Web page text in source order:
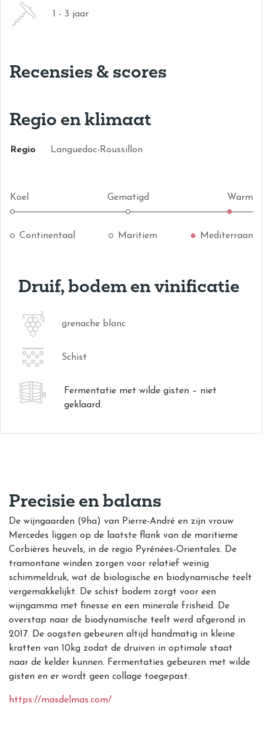
1 - 3 jaar
Recensies & scores
Regio en klimaat
Regio Languedoc-Roussillon
Koel Gematigd Warm
Continentaal Maritiem Mediterraan
Druif, bodem en vinificatie
grenache blanc
Schist
Fermentatie met wilde gisten – niet
geklaard.
Precisie en balans
De wijngaarden (9ha) van Pierre-André en zijn vrouw
Mercedes liggen op de laatste flank van de maritieme
Corbières heuvels, in de regio Pyrénées-Orientales. De
tramontane winden zorgen voor relatief weinig
schimmeldruk, wat de biologische en biodynamische teelt
vergemakkelijkt. De schist bodem zorgt voor een
wijngamma met finesse en een minerale frisheid. De
overstap naar de biodynamische teelt werd afgerond in
2017. De oogsten gebeuren altijd handmatig in kleine
kratten van 10kg zodat de druiven in optimale staat
naar de kelder kunnen. Fermentaties gebeuren met wilde
gisten en er wordt geen collage toegepast.
https://masdelmas.com/